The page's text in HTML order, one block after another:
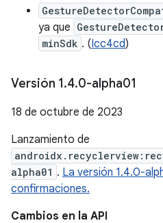
ya que
minSdk . (Icc4cd)
Versión 1.4.0-alpha01
18 de octubre de 2023
Lanzamiento de
alpha01 . La versión 1.4.0-
confirmaciones.
Cambios en la API